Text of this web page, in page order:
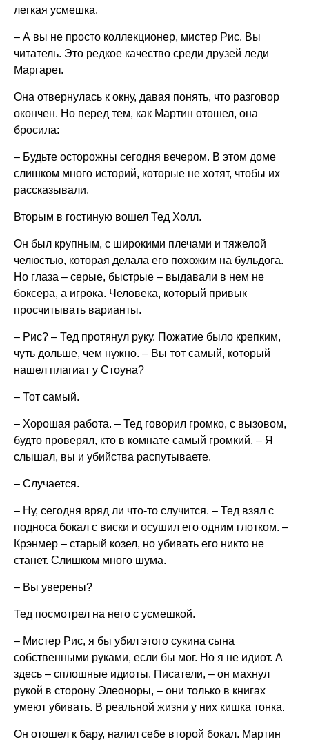
легкая усмешка.
– А вы не просто коллекционер, мистер Рис. Вы
читатель. Это редкое качество среди друзей леди
Маргарет.
Она отвернулась к окну, давая понять, что разговор
окончен. Но перед тем, как Мартин отошел, она
бросила:
– Будьте осторожны сегодня вечером. В этом доме
слишком много историй, которые не хотят, чтобы их
рассказывали.
Вторым в гостиную вошел Тед Холл.
Он был крупным, с широкими плечами и тяжелой
челюстью, которая делала его похожим на бульдога.
Но глаза – серые, быстрые – выдавали в нем не
боксера, а игрока. Человека, который привык
просчитывать варианты.
– Рис? – Тед протянул руку. Пожатие было крепким,
чуть дольше, чем нужно. – Вы тот самый, который
нашел плагиат у Стоуна?
– Тот самый.
– Хорошая работа. – Тед говорил громко, с вызовом,
будто проверял, кто в комнате самый громкий. – Я
слышал, вы и убийства распутываете.
– Случается.
– Ну, сегодня вряд ли что-то случится. – Тед взял с
подноса бокал с виски и осушил его одним глотком. –
Крэнмер – старый козел, но убивать его никто не
станет. Слишком много шума.
– Вы уверены?
Тед посмотрел на него с усмешкой.
– Мистер Рис, я бы убил этого сукина сына
собственными руками, если бы мог. Но я не идиот. А
здесь – сплошные идиоты. Писатели, – он махнул
рукой в сторону Элеоноры, – они только в книгах
умеют убивать. В реальной жизни у них кишка тонка.
Он отошел к бару, налил себе второй бокал. Мартин